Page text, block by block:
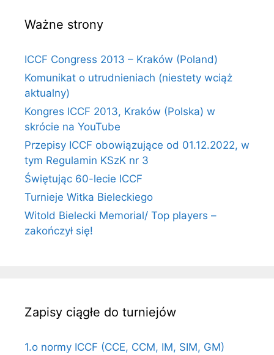
Ważne strony
ICCF Congress 2013 – Kraków (Poland)
Komunikat o utrudnieniach (niestety wciąż
aktualny)
Kongres ICCF 2013, Kraków (Polska) w
skrócie na YouTube
Przepisy ICCF obowiązujące od 01.12.2022, w
tym Regulamin KSzK nr 3
Świętując 60-lecie ICCF
Turnieje Witka Bieleckiego
Witold Bielecki Memorial/ Top players –
zakończył się!
Zapisy ciągłe do turniejów
1.o normy ICCF (CCE, CCM, IM, SIM, GM)